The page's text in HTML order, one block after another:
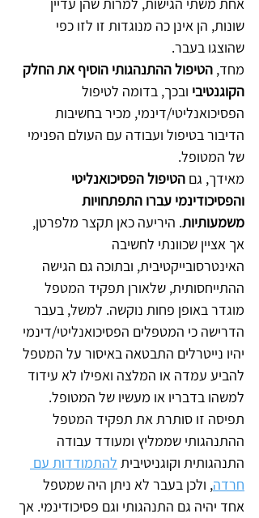
שונות, הן אינן כה מנוגדות זו לזו כפי
שהוצגו בעבר.
מחד, הטיפול ההתנהגותי הוסיף את החלק
הקוגנטיבי ובכך, בדומה לטיפול
הפסיכואנליטי/דינמי, מכיר בחשיבות
הדיבור בטיפול ועבודה עם העולם הפנימי
של המטופל.
מאידך, גם הטיפול הפסיכואנליטי
והפסיכודינמי עברו התפתחויות
משמעותיות. היריעה כאן תקצר מלפרטן,
אך אציין שכוונתי לחשיבה
האינטרסובייקטיבית, ובתוכה גם הגישה
ההתייחסותית, שלאורן תפקיד המטפל
מוגדר באופן פחות נוקשה. למשל, בעבר
הדרישה כי המטפלים הפסיכואנליטי/דינמי
יהיו נייטרלים התבטאה באיסור על המטפל
להביע עמדה או המלצה ואפילו לא עידוד
למשהו בדבריו או מעשיו של המטופל.
תפיסה זו סותרת את תפקיד המטפל
ההתנהגותי שממליץ ומעודד עבודה
התנהגותית וקוגניטיבית להתמודדות עם
חרדה, ולכן בעבר לא ניתן היה שמטפל
אחד יהיה גם התנהגותי וגם פסיכודינמי. אך